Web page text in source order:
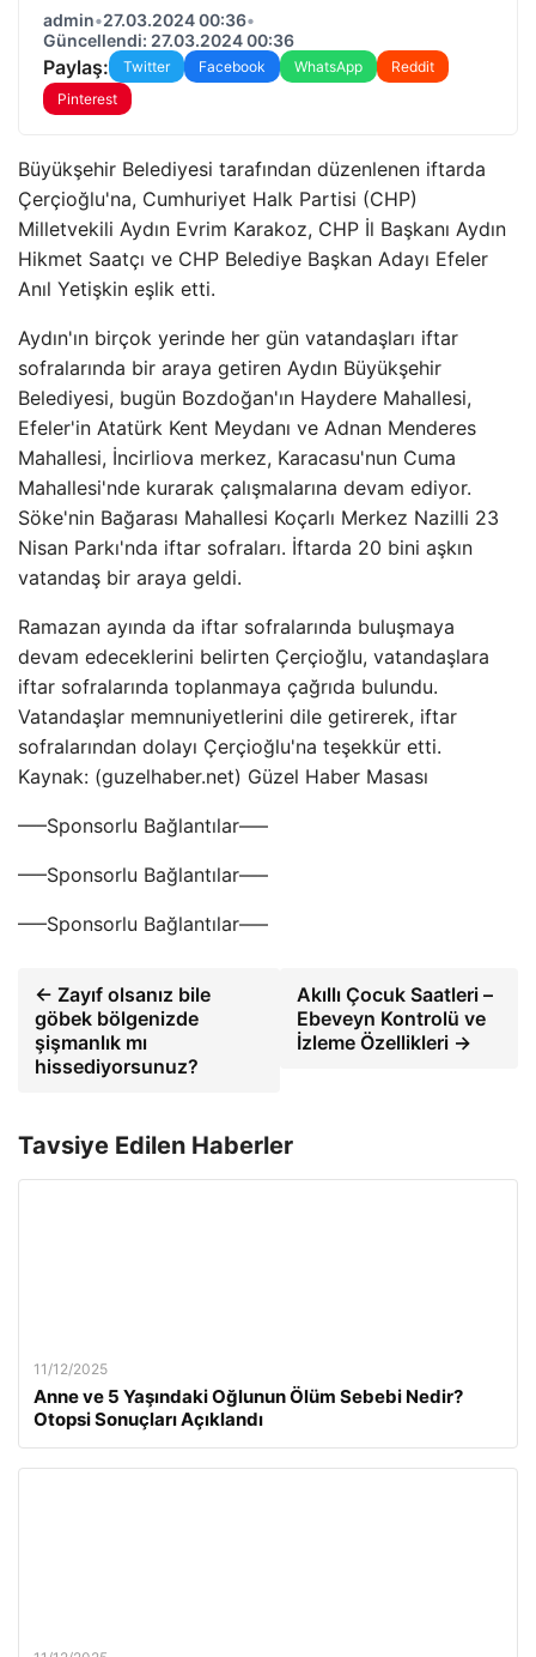
admin•27.03.2024 00:36•
Güncellendi: 27.03.2024 00:36
Paylaş: Twitter Facebook WhatsApp
Reddit
Pinterest
Büyükşehir Belediyesi tarafından düzenlenen iftarda
Çerçioğlu'na, Cumhuriyet Halk Partisi (CHP)
Milletvekili Aydın Evrim Karakoz, CHP İl Başkanı Aydın
Hikmet Saatçı ve CHP Belediye Başkan Adayı Efeler
Anıl Yetişkin eşlik etti.
Aydın'ın birçok yerinde her gün vatandaşları iftar
sofralarında bir araya getiren Aydın Büyükşehir
Belediyesi, bugün Bozdoğan'ın Haydere Mahallesi,
Efeler'in Atatürk Kent Meydanı ve Adnan Menderes
Mahallesi, İncirliova merkez, Karacasu'nun Cuma
Mahallesi'nde kurarak çalışmalarına devam ediyor.
Söke'nin Bağarası Mahallesi Koçarlı Merkez Nazilli 23
Nisan Parkı'nda iftar sofraları. İftarda 20 bini aşkın
vatandaş bir araya geldi.
Ramazan ayında da iftar sofralarında buluşmaya
devam edeceklerini belirten Çerçioğlu, vatandaşlara
iftar sofralarında toplanmaya çağrıda bulundu.
Vatandaşlar memnuniyetlerini dile getirerek, iftar
sofralarından dolayı Çerçioğlu'na teşekkür etti.
Kaynak: (guzelhaber.net) Güzel Haber Masası
—–Sponsorlu Bağlantılar—–
—–Sponsorlu Bağlantılar—–
—–Sponsorlu Bağlantılar—–
← Zayıf olsanız bile
göbek bölgenizde
şişmanlık mı
hissediyorsunuz?
Akıllı Çocuk Saatleri –
Ebeveyn Kontrolü ve
İzleme Özellikleri →
Tavsiye Edilen Haberler
11/12/2025
Anne ve 5 Yaşındaki Oğlunun Ölüm Sebebi Nedir?
Otopsi Sonuçları Açıklandı